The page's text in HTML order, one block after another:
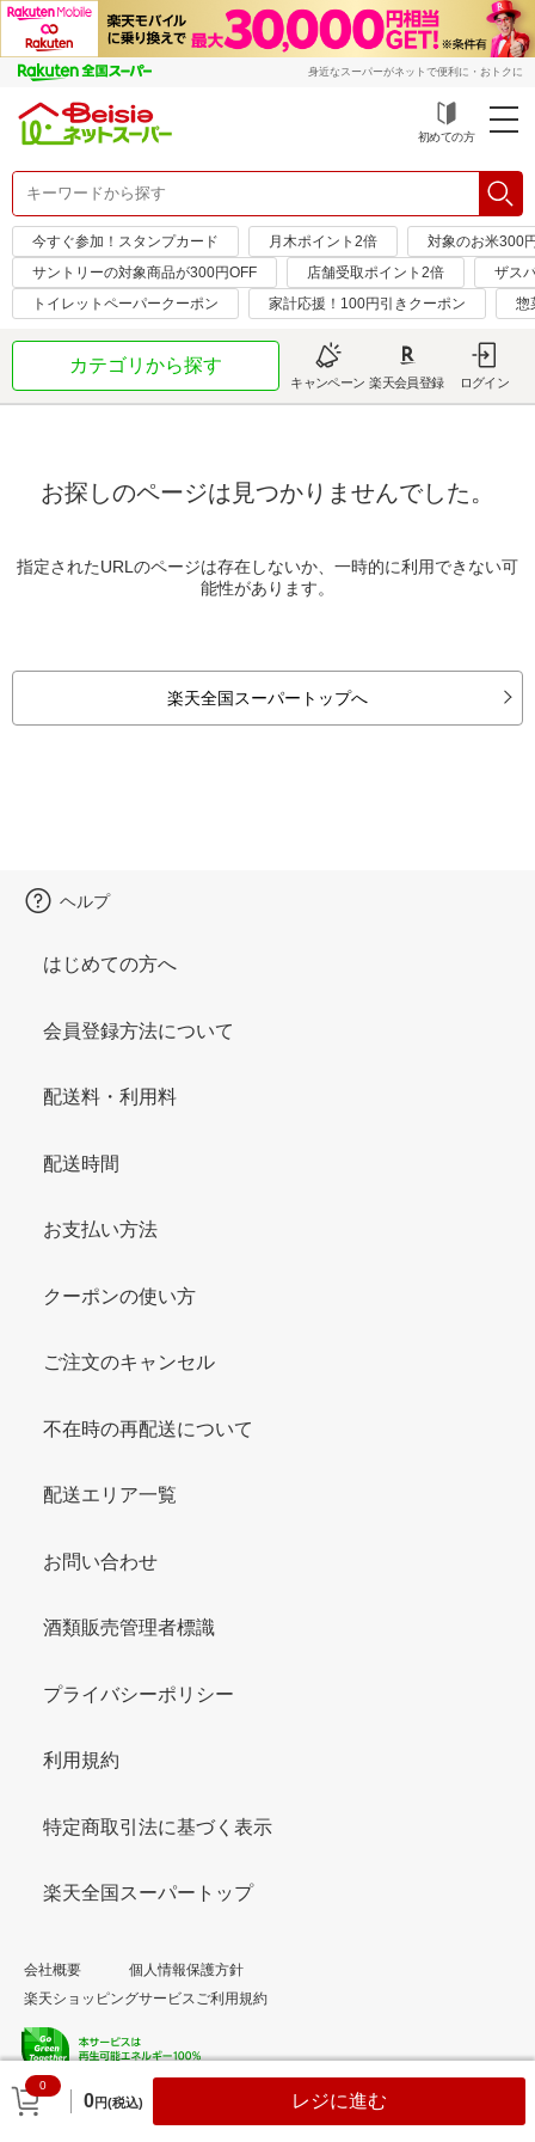
身近なスーパーがネットで便利に・おトクに
初めての方
今すぐ参加！スタンプカード 月木ポイント2倍
対象のお米300
サントリーの対象商品が300円OFF
店舗受取ポイント2倍
ザス
トイレットペーパークーポン
家計応援！100円引きクーポン 惣
カテゴリから探す
キャンペーン 楽天会員登録 ログイン
お探しのページは見つかりませんでした。
指定されたURLのページは存在しないか、一時的に利用できない可
能性があります。
楽天全国スーパートップへ
0
0円(税込) レジに進む
ヘルプ
はじめての方へ
会員登録方法について
配送料・利用料
配送時間
お支払い方法
クーポンの使い方
ご注文のキャンセル
不在時の再配送について
配送エリア一覧
お問い合わせ
酒類販売管理者標識
プライバシーポリシー
利用規約
特定商取引法に基づく表示
楽天全国スーパートップ
会社概要
個人情報保護方針
楽天ショッピングサービスご利用規約
© Rakuten Group, Inc.